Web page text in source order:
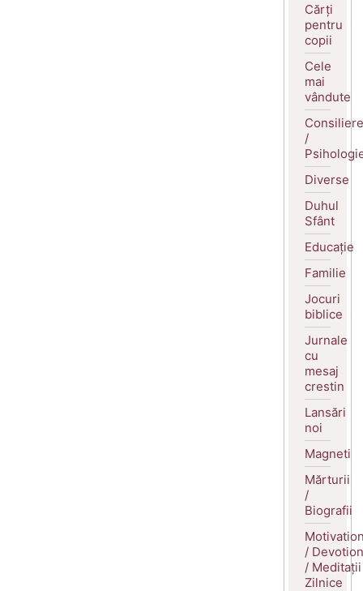
Cărți
pentru
copii
Cele
mai
vândute
Consiliere
/
Diverse
Duhul
Sfânt
Educație
Familie
Jocuri
biblice
Jurnale
cu
mesaj
crestin
Lansări
noi
Magneti
Mărturii
/
Biografii
/
/ Meditații
Zilnice